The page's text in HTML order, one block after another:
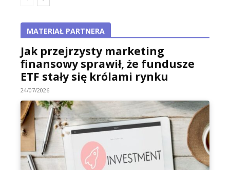
MATERIAŁ PARTNERA
Jak przejrzysty marketing
finansowy sprawił, że fundusze
ETF stały się królami rynku
24/07/2026